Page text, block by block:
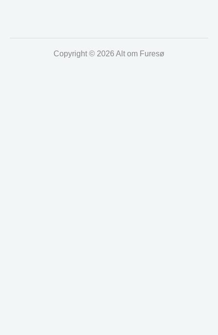
Copyright © 2026 Alt om Furesø